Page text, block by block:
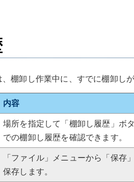
、棚卸し作業中に、すでに棚卸し
内容
場所を指定して「棚卸し履歴」ボ
での棚卸し履歴を確認できます。
「ファイル」メニューから「保存
保存します。